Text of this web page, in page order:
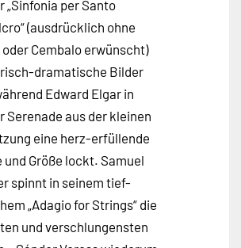
„Sinfonia per Santo
(ausdrücklich ohne
oder Cembalo erwünscht)
dramatische Bilder
Edward Elgar in
Serenade aus der kleinen
eine herz-erfüllende
und Größe lockt. Samuel
spinnt in seinem tief-
„Adagio for Strings“ die
und verschlungensten